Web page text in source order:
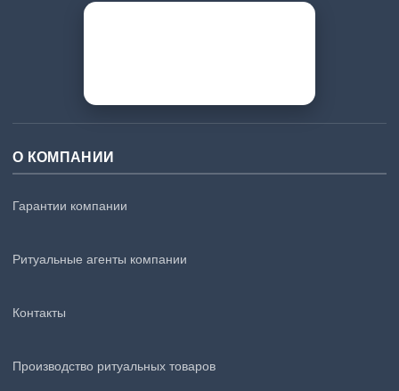
О КОМПАНИИ
Гарантии компании
Ритуальные агенты компании
Контакты
Производство ритуальных товаров